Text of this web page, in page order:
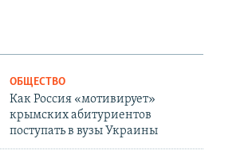
ОБЩЕСТВО
Как Россия «мотивирует»
крымских абитуриентов
поступать в вузы Украины